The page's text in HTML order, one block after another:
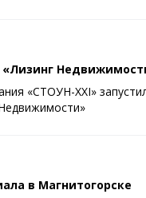
«СТОУН-XXI»
в Магнитогорске